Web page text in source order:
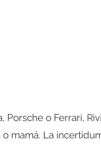
Porsche o Ferrari,
mamá. La